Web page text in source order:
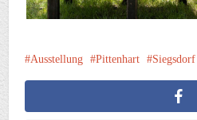
Ausstellung Pittenhart Siegsdorf